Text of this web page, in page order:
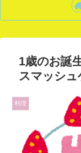
1歳のお誕
スマッシュ
料理